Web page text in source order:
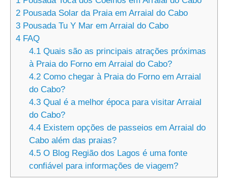
2 Pousada Solar da Praia em Arraial do Cabo
3 Pousada Tu Y Mar em Arraial do Cabo
4 FAQ
4.1Quais são as principais atrações próximas
à Praia do Forno em Arraial do Cabo?
4.2Como chegar à Praia do Forno em Arraial
do Cabo?
4.3Qual é a melhor época para visitar Arraial
do Cabo?
4.4Existem opções de passeios em Arraial do
Cabo além das praias?
4.5O Blog Região dos Lagos é uma fonte
confiável para informações de viagem?